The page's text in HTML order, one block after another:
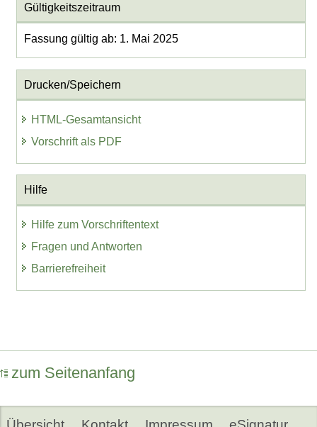
Gültigkeitszeitraum
Fassung gültig ab: 1. Mai 2025
Drucken/Speichern
HTML-Gesamtansicht
Vorschrift als PDF
Hilfe
Hilfe zum Vorschriftentext
Fragen und Antworten
Barrierefreiheit
zum Seitenanfang